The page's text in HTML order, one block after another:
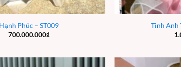
Hạnh Phúc – ST009
700.000.000₫
Tình Anh